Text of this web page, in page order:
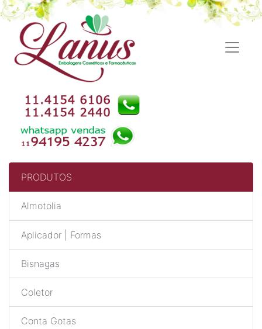
PRODUTOS
Almotolia
Aplicador | Formas
Bisnagas
Coletor
Conta Gotas